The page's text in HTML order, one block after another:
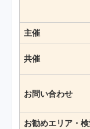
主催
共催
お問い合わせ
お勧めエリア・